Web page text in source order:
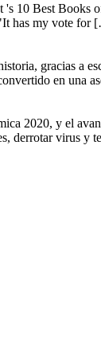
10 Best Books
"It has my vote for
gracias a
en una
2020, y el
virus y